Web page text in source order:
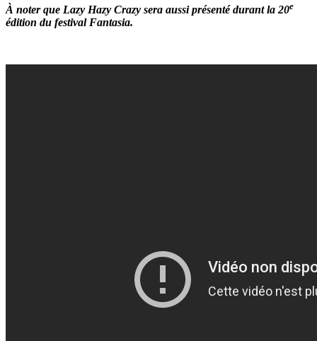
À noter que Lazy Hazy Crazy sera aussi présenté durant la 20e
édition du festival Fantasia.